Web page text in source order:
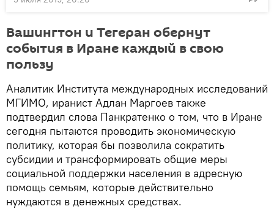
Вашингтон и Тегеран обернут
события в Иране каждый в свою
пользу
Аналитик Института международных исследований
МГИМО, иранист Адлан Маргоев также
подтвердил слова Панкратенко о том, что в Иране
сегодня пытаются проводить экономическую
политику, которая бы позволила сократить
субсидии и трансформировать общие меры
социальной поддержки населения в адресную
помощь семьям, которые действительно
нуждаются в денежных средствах.